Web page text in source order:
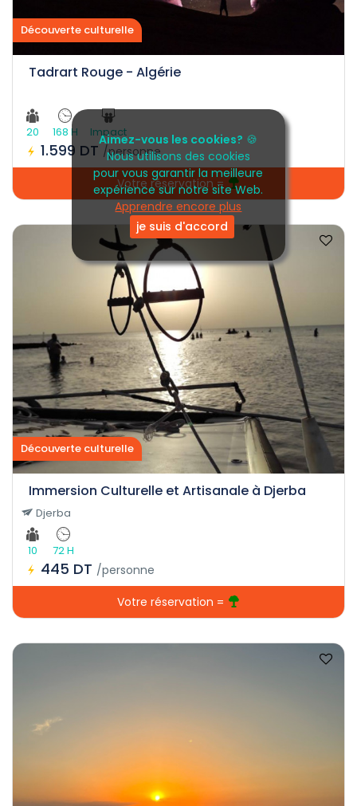
Aimez-vous les cookies? 🍪
Nous utilisons des cookies
pour vous garantir la meilleure
expérience sur notre site Web.
Apprendre encore plus
je suis d'accord
Découverte culturelle
Tadrart Rouge - Algérie
20 168 H Impact
1.599 DT/personne
Votre réservation =
Découverte culturelle
Immersion Culturelle et Artisanale à Djerba
Djerba
10 72 H
445 DT /personne
Votre réservation =